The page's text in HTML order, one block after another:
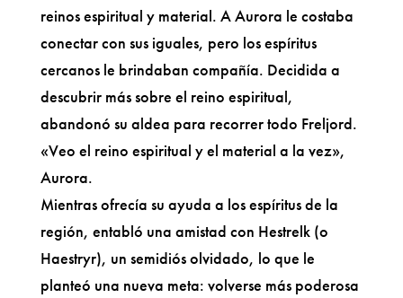
reinos espiritual y material. A Aurora le costaba
conectar con sus iguales, pero los espíritus
cercanos le brindaban compañía. Decidida a
descubrir más sobre el reino espiritual,
abandonó su aldea para recorrer todo Freljord.
«Veo el reino espiritual y el material a la vez»,
Aurora.
Mientras ofrecía su ayuda a los espíritus de la
región, entabló una amistad con Hestrelk (o
Haestryr), un semidiós olvidado, lo que le
planteó una nueva meta: volverse más poderosa